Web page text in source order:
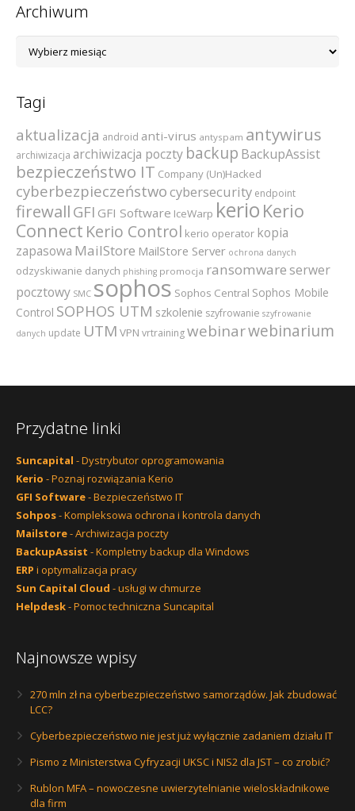
Archiwum
Tagi
aktualizacja android anti-virus antyspam antywirus
archiwizacja archiwizacja poczty backup BackupAssist
bezpieczeństwo IT Company (Un)Hacked
cyberbezpieczeństwocybersecurity endpoint
firewall GFI GFI Software IceWarp kerio Kerio
Connect Kerio Control kerio operator kopia
zapasowa MailStore MailStore Server ochrona danych
odzyskiwanie danych phishing promocja ransomware serwer
pocztowy SMC sophos Sophos Central Sophos Mobile
Control SOPHOS UTM szkolenie szyfrowanie szyfrowanie
danych update UTM VPN vrtrainingwebinarwebinarium
Przydatne linki
Suncapital - Dystrybutor oprogramowania
Kerio - Poznaj rozwiązania Kerio
GFI Software- Bezpieczeństwo IT
Sohpos- Kompleksowa ochrona i kontrola danych
Mailstore- Archiwizacja poczty
BackupAssist - Kompletny backup dla Windows
ERP i optymalizacja pracy
Sun Capital Cloud - usługi w chmurze
Helpdesk- Pomoc techniczna Suncapital
Najnowsze wpisy
270 mln zł na cyberbezpieczeństwo samorządów. Jak zbudować
LCC?
Cyberbezpieczeństwo nie jest już wyłącznie zadaniem działu IT
Pismo z Ministerstwa Cyfryzacji UKSC i NIS2 dla JST – co zrobić?
Rublon MFA – nowoczesne uwierzytelnianie wieloskładnikowe
dla firm